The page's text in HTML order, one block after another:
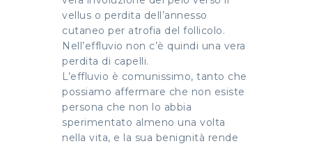
vellus o perdita dell’annesso
cutaneo per atrofia del follicolo.
Nell’effluvio non c’è quindi una vera
perdita di capelli.
L’effluvio è comunissimo, tanto che
possiamo affermare che non esiste
persona che non lo abbia
sperimentato almeno una volta
nella vita, e la sua benignità rende